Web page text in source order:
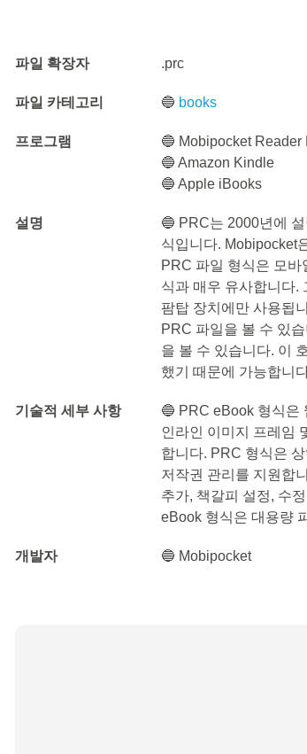
파일 확장자 .prc
파일 카테고리 🔵 books
프로그램
🔵 Mobipocket Reader
🔵 Amazon Kindle
🔵 Apple iBooks
설명
🔵 PRC는 2000년에
식입니다. Mobipocket
PRC 파일 형식은 모바
식과 매우 유사합니다.
팜탑 장치에만 사용됩
PRC 파일을 볼 수 있
을 볼 수 있습니다. 이
했기 때문에 가능합니
기술적 세부 사항
🔵 PRC eBook 형식은
인라인 이미지 프레임
합니다. PRC 형식은
저작권 관리를 지원합
추가, 책갈피 설정, 수
eBook 형식은 대용량
개발자 🔵 Mobipocket